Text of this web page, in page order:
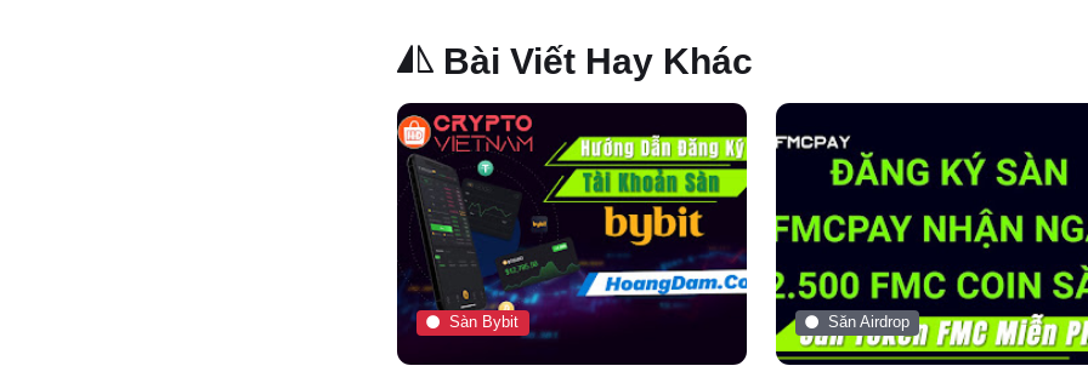
Bài Viết Hay Khác
Sàn Bybit Săn Airdrop